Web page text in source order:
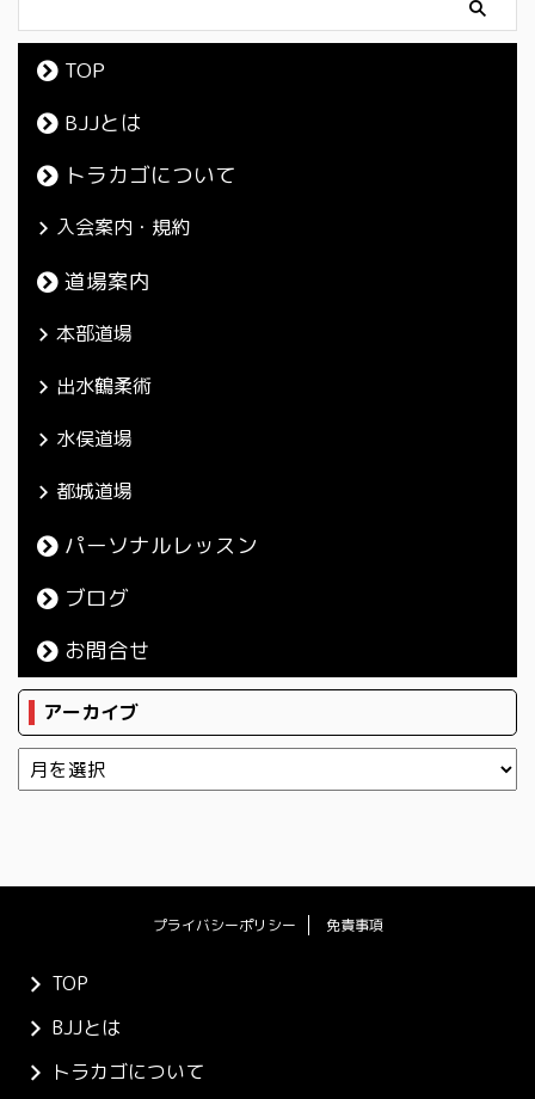
TOP
BJJとは
トラカゴについて
入会案内・規約
道場案内
本部道場
出水鶴柔術
水俣道場
都城道場
パーソナルレッスン
ブログ
お問合せ
アーカイブ
プライバシーポリシー 免責事項
TOP
BJJとは
トラカゴについて